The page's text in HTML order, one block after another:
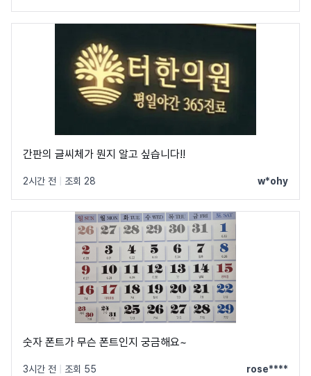
간판의 글씨체가 뭔지 알고 싶습니다!!
2시간 전 조회 28 w*ohy
숫자 폰트가 무슨 폰트인지 궁금해요~
3시간 전 조회 55 rose****